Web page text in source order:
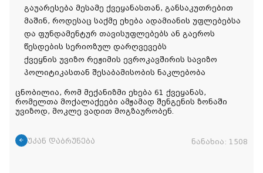
გაუარესება მესამე ქვეყანასთან, განსაკუთრებით
მაშინ, როდესაც საქმე ეხება ადამიანის უფლებებსა
და ფუნდამენტურ თავისუფლებებს ან გაეროს
წესდების სერიოზულ დარღვევებს
ქვეყნის უვიზო რეჟიმის ევროკავშირის სავიზო
პოლიტიკასთან შესაბამისობის ნაკლებობა
ცნობილია, რომ მექანიზმი ეხება 61 ქვეყანას,
რომელთა მოქალაქეები ამჟამად შენგენის ზონაში
უვიზოდ, მოკლე ვადით მოგზაურობენ.
უკან დაბრუნება ნანახია: 1508